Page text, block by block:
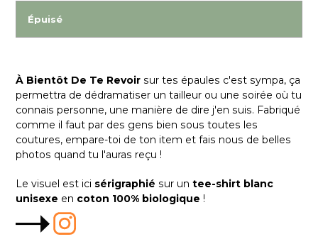
Épuisé
À Bientôt De Te Revoir sur tes épaules c'est sympa, ça
permettra de dédramatiser un tailleur ou une soirée où tu
connais personne, une manière de dire j'en suis. Fabriqué
comme il faut par des gens bien sous toutes les
coutures, empare-toi de ton item et fais nous de belles
photos quand tu l'auras reçu !
Le visuel est ici sérigraphié sur un tee-shirt blanc
unisexe en coton 100% biologique !